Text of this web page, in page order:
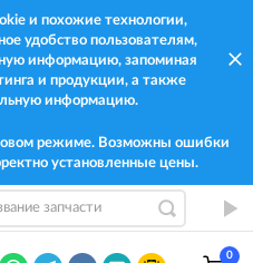
и похожие технологии,
удобство пользователям,
информацию, запоминая
и продукции, а также
информацию.
режиме. Возможны ошибки
установленные цены.
0